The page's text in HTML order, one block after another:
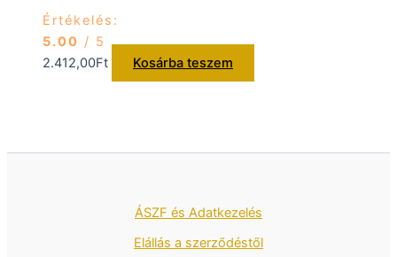
Értékelés:
5.00 / 5
2.412,00Ft Kosárba teszem
ÁSZF és Adatkezelés
Elállás a szerződéstől